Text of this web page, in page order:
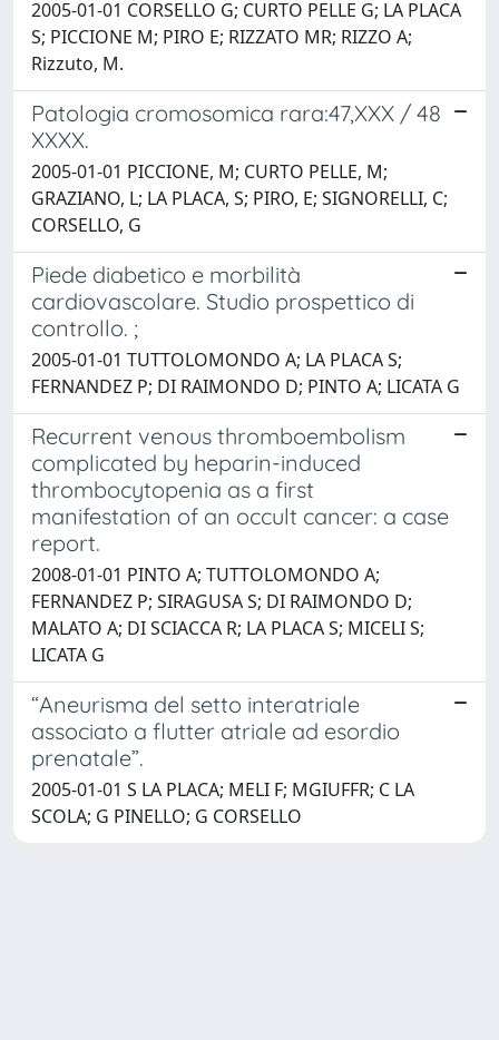
2005-01-01 CORSELLO G; CURTO PELLE G; LA PLACA
S; PICCIONE M; PIRO E; RIZZATO MR; RIZZO A;
Rizzuto, M.
Patologia cromosomica rara:47,XXX / 48
XXXX.
2005-01-01 PICCIONE, M; CURTO PELLE, M;
GRAZIANO, L; LA PLACA, S; PIRO, E; SIGNORELLI, C;
CORSELLO, G
Piede diabetico e morbilità
cardiovascolare. Studio prospettico di
controllo. ;
2005-01-01 TUTTOLOMONDO A; LA PLACA S;
FERNANDEZ P; DI RAIMONDO D; PINTO A; LICATA G
Recurrent venous thromboembolism
complicated by heparin-induced
thrombocytopenia as a first
manifestation of an occult cancer: a case
report.
2008-01-01 PINTO A; TUTTOLOMONDO A;
FERNANDEZ P; SIRAGUSA S; DI RAIMONDO D;
MALATO A; DI SCIACCA R; LA PLACA S; MICELI S;
LICATA G
“Aneurisma del setto interatriale
associato a flutter atriale ad esordio
prenatale”.
2005-01-01 S LA PLACA; MELI F; MGIUFFR; C LA
SCOLA; G PINELLO; G CORSELLO